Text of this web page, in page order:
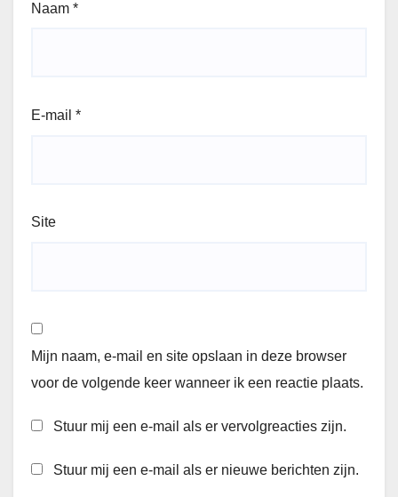
Naam *
E-mail *
Site
Mijn naam, e-mail en site opslaan in deze browser
voor de volgende keer wanneer ik een reactie plaats.
Stuur mij een e-mail als er vervolgreacties zijn.
Stuur mij een e-mail als er nieuwe berichten zijn.